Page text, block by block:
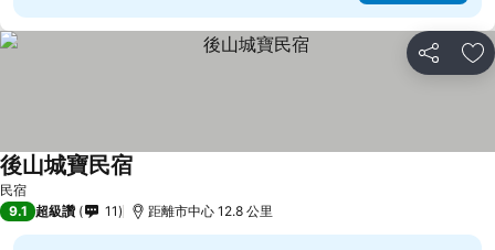
分享 加
民宿
後山城寶民宿
9.1 超級讚 11 距離市中心 12.8 公里